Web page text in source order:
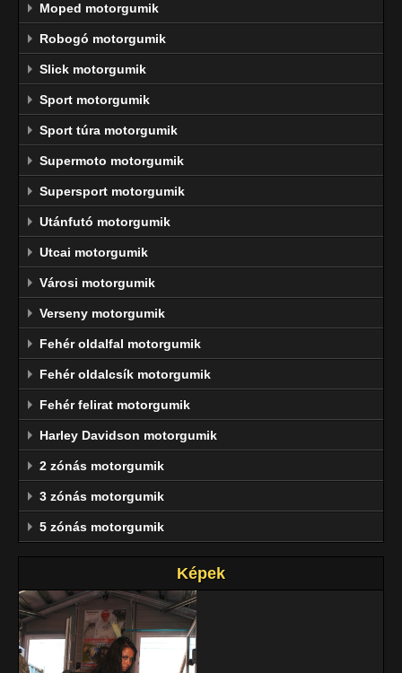
Moped motorgumik
Robogó motorgumik
Slick motorgumik
Sport motorgumik
Sport túra motorgumik
Supermoto motorgumik
Supersport motorgumik
Utánfutó motorgumik
Utcai motorgumik
Városi motorgumik
Verseny motorgumik
Fehér oldalfal motorgumik
Fehér oldalcsík motorgumik
Fehér felirat motorgumik
Harley Davidson motorgumik
2 zónás motorgumik
3 zónás motorgumik
5 zónás motorgumik
Képek